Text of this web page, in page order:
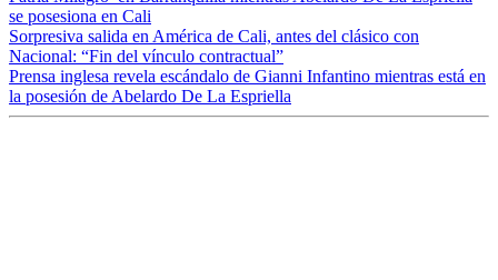
se posesiona en Cali
Sorpresiva salida en América de Cali, antes del clásico con
Nacional: “Fin del vínculo contractual”
Prensa inglesa revela escándalo de Gianni Infantino mientras está en
la posesión de Abelardo De La Espriella